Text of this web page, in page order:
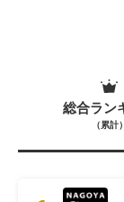
総合ラン
（累計）